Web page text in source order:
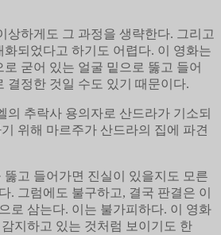
상하게도 그 과정을 생략한다. 그리고
되었다고 하기도 어렵다. 이 영화는
굳어 있는 얼굴 밑으로 뚫고 들어
결정한 것일 수도 있기 때문이다.
추락사 용의자로 산드라가 기소되
위해 마르주가 산드라의 집에 파견
고 들어가면 진실이 있을지도 모른
그럼에도 불구하고, 결국 판결은 이
로 삼는다. 이는 불가피하다. 이 영화
지하고 있는 것처럼 보이기도 한